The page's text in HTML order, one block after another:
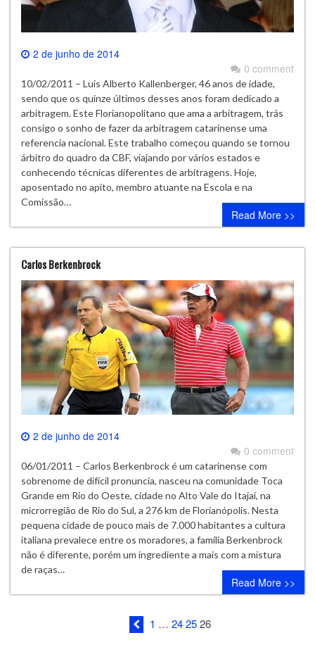
2 de junho de 2014
0 comment
10/02/2011 – Luis Alberto Kallenberger, 46 anos de idade,
sendo que os quinze últimos desses anos foram dedicado a
arbitragem. Este Florianopolitano que ama a arbitragem, trás
consigo o sonho de fazer da arbitragem catarinense uma
referencia nacional. Este trabalho começou quando se tornou
árbitro do quadro da CBF, viajando por vários estados e
conhecendo técnicas diferentes de arbitragens. Hoje,
aposentado no apito, membro atuante na Escola e na
Comissão…
Read More >>
Carlos Berkenbrock
2 de junho de 2014
0 comment
06/01/2011 – Carlos Berkenbrock é um catarinense com
sobrenome de difícil pronuncia, nasceu na comunidade Toca
Grande em Rio do Oeste, cidade no Alto Vale do Itajaí, na
microrregião de Rio do Sul, a 276 km de Florianópolis. Nesta
pequena cidade de pouco mais de 7.000 habitantes a cultura
italiana prevalece entre os moradores, a família Berkenbrock
não é diferente, porém um ingrediente a mais com a mistura
de raças…
Read More >>
1 … 24 25 26